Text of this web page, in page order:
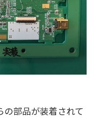
部品が装着されて